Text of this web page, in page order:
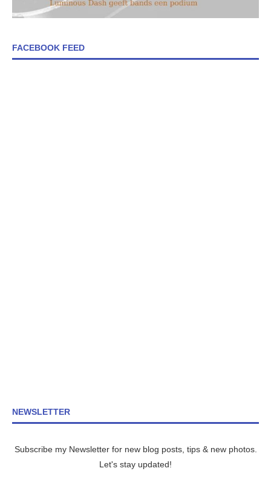
FACEBOOK FEED
NEWSLETTER
Subscribe my Newsletter for new blog posts, tips & new photos.
Let's stay updated!